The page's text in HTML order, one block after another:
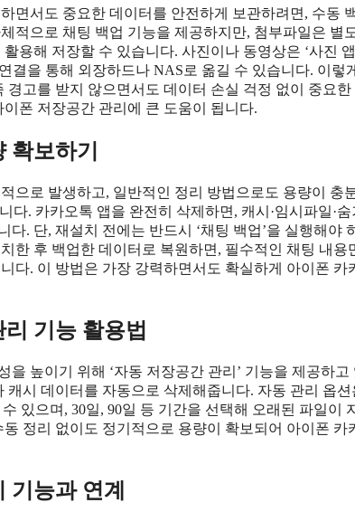
면서도 중요한 데이터를 안전하게 보관하려면, 수동
적으로 채팅 백업 기능을 제공하지만, 첨부파일은 별
용해 저장할 수 있습니다. 사진이나 동영상은 ‘사진
결을 통해 외장하드나 NAS로 옮길 수 있습니다. 이렇
경고를 받지 않으면서도 데이터 손실 걱정 없이 중요한
폰 저장공간 관리에 큰 도움이 됩니다.
보하기
으로 발생하고, 일반적인 정리 방법으로도 용량이 충
다. 카카오톡 앱을 완전히 삭제하면, 캐시·임시파일·
. 단, 재설치 전에는 반드시 ‘채팅 백업’을 실행해야
한 후 백업한 데이터로 복원하면, 필수적인 채팅 내용
다. 이 방법은 가장 강력하면서도 확실하게 아이폰 카
기능 활용법
을 높이기 위해 ‘자동 저장공간 관리’ 기능을 제공하
시 데이터를 자동으로 삭제해줍니다. 자동 관리 옵션
있으며, 30일, 90일 등 기간을 선택해 오래된 파일이
정리 없이도 정기적으로 용량이 확보되어 아이폰 카
기능과 연계